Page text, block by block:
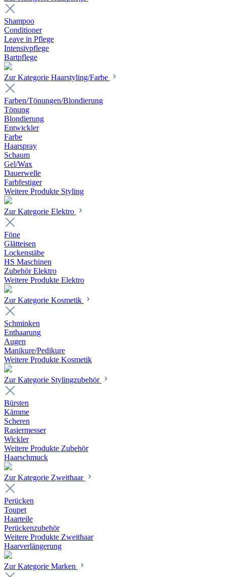
Shampoo
Conditioner
Leave in Pflege
Intensivpflege
Bartpflege
Zur Kategorie Haarstyling/Farbe
Farben/Tönungen/Blondierung
Tönung
Blondierung
Entwickler
Farbe
Haarspray
Schaum
Gel/Wax
Dauerwelle
Farbfestiger
Weitere Produkte Styling
Zur Kategorie Elektro
Föne
Glätteisen
Lockenstäbe
HS Maschinen
Zubehör Elektro
Weitere Produkte Elektro
Zur Kategorie Kosmetik
Schminken
Enthaarung
Augen
Manikure/Pedikure
Weitere Produkte Kosmetik
Zur Kategorie Stylingzubehör
Bürsten
Kämme
Scheren
Rasiermesser
Wickler
Weitere Produkte Zubehör
Haarschmuck
Zur Kategorie Zweithaar
Perücken
Toupet
Haarteile
Perückenzubehör
Weitere Produkte Zweithaar
Haarverlängerung
Zur Kategorie Marken